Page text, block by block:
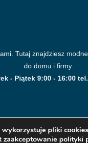
Tutaj znajdziesz
do domu i firmy.
- Piątek 9:00 - 16:00
pliki
zaakceptowanie polityki